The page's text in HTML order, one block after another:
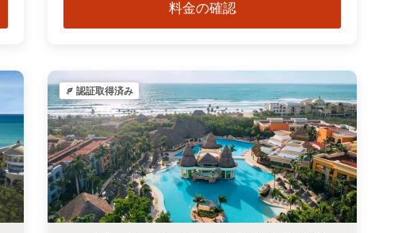
料金の確認
認証取得済み